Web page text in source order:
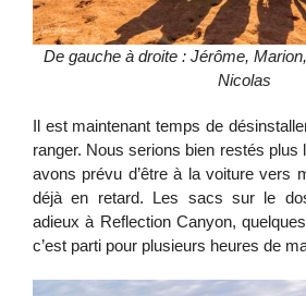
De gauche à droite : Jérôme,
Nicolas
Il est maintenant temps de
ranger. Nous serions bien restés plus
avons prévu d’être à la voiture vers
déjà en retard. Les sacs sur le
adieux à Reflection Canyon,
c’est parti pour plusieurs heures de